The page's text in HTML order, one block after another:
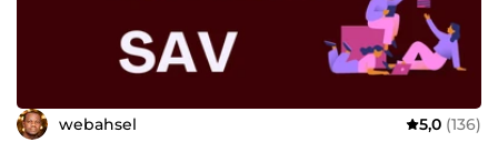
webahsel 5,0 (136)